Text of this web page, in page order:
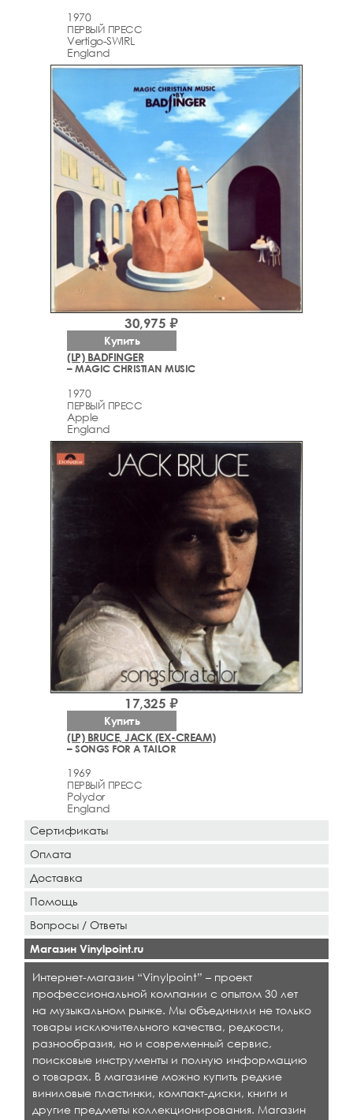
1970
ПЕРВЫЙ ПРЕСС
Vertigo-SWIRL
England
(LP) BADFINGER
– MAGIC CHRISTIAN MUSIC
1970
ПЕРВЫЙ ПРЕСС
Apple
England
30,975 ₽
Купить
(LP) BRUCE, JACK (EX-CREAM)
– SONGS FOR A TAILOR
1969
ПЕРВЫЙ ПРЕСС
Polydor
England
17,325 ₽
Купить
Сертификаты
Оплата
Доставка
Помощь
Вопросы / Ответы
Магазин Vinylpoint.ru
Интернет-магазин “Vinylpoint” – проект
профессиональной компании с опытом 30 лет
на музыкальном рынке. Мы объединили не только
товары исключительного качества, редкости,
разнообразия, но и современный сервис,
поисковые инструменты и полную информацию
о товарах. В магазине можно купить редкие
виниловые пластинки, компакт-диски, книги и
другие предметы коллекционирования. Магазин